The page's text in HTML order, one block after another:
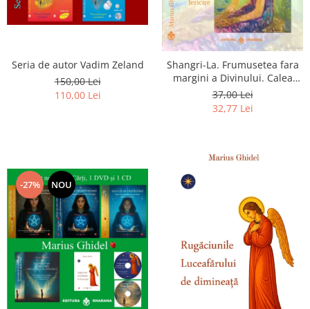
Seria de autor Vadim Zeland
150,00 Lei
110,00 Lei
Shangri-La. Frumusetea fara
margini a Divinului. Calea
catre fericire
37,00 Lei
32,77 Lei
-27% NOU